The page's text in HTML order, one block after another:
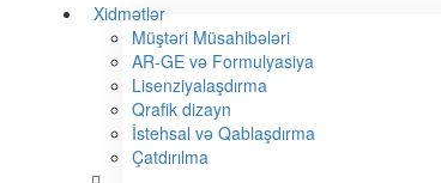
Xidmətlər
Müştəri Müsahibələri
AR-GE və Formulyasiya
Lisenziyalaşdırma
Qrafik dizayn
İstehsal və Qablaşdırma
Çatdırılma